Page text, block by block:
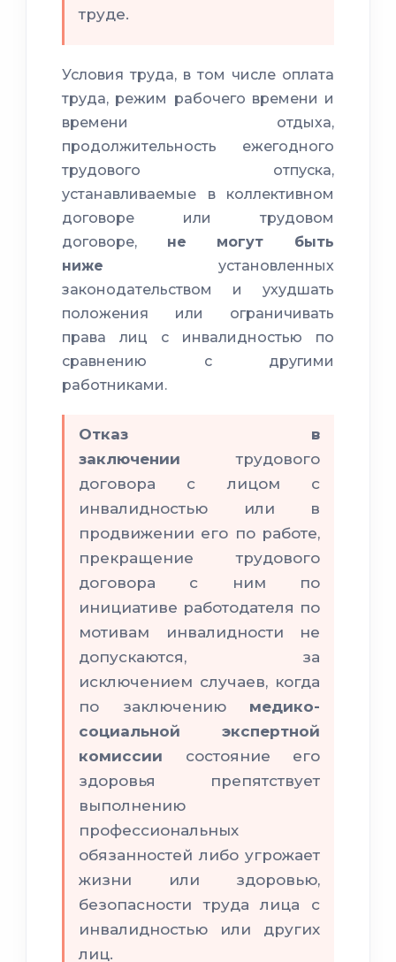
труде.
Условия труда, в том числе оплата
труда, режим рабочего времени и
времени отдыха,
продолжительность ежегодного
трудового отпуска,
устанавливаемые в коллективном
договоре или трудовом
договоре, не могут быть
ниже установленных
законодательством и ухудшать
положения или ограничивать
права лиц с инвалидностью по
сравнению с другими
работниками.
Отказ в
заключениитрудового
договора с лицом с
инвалидностью или в
продвижении его по работе,
прекращение трудового
договора с ним по
инициативе работодателя по
мотивам инвалидности не
допускаются, за
исключением случаев, когда
по заключению медико-
социальной экспертной
комиссии состояние его
здоровья препятствует
выполнению
профессиональных
обязанностей либо угрожает
жизни или здоровью,
безопасности труда лица с
инвалидностью или других
лиц.